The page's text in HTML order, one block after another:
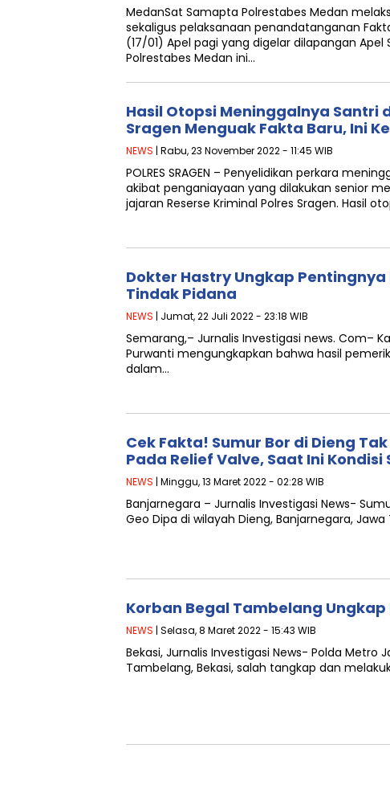
MedanSat Samapta Polrestabes Medan
sekaligus pelaksanaan penandatanganan
(17/01) Apel pagi yang digelar dilapangan Apel
Polrestabes Medan ini…
Hasil Otopsi Meninggalnya Santri
Sragen Menguak Fakta Baru, Ini
NEWS | Rabu, 23 November 2022 - 11:45 WIB
POLRES SRAGEN – Penyelidikan perkara
akibat penganiayaan yang dilakukan senior
jajaran Reserse Kriminal Polres Sragen. Hasil
Dokter Hastry Ungkap
Tindak Pidana
NEWS | Jumat, 22 Juli 2022 - 23:18 WIB
Semarang,– Jurnalis Investigasi news. Com–
Purwanti mengungkapkan bahwa hasil
dalam…
Cek Fakta! Sumur Bor di Dieng
Pada Relief Valve, Saat Ini Kondisi
NEWS | Minggu, 13 Maret 2022 - 02:28 WIB
Banjarnegara – Jurnalis Investigasi News-
Geo Dipa di wilayah Dieng, Banjarnegara,
Korban Begal Tambelang
NEWS | Selasa, 8 Maret 2022 - 15:43 WIB
Bekasi, Jurnalis Investigasi News- Polda
Tambelang, Bekasi, salah tangkap dan